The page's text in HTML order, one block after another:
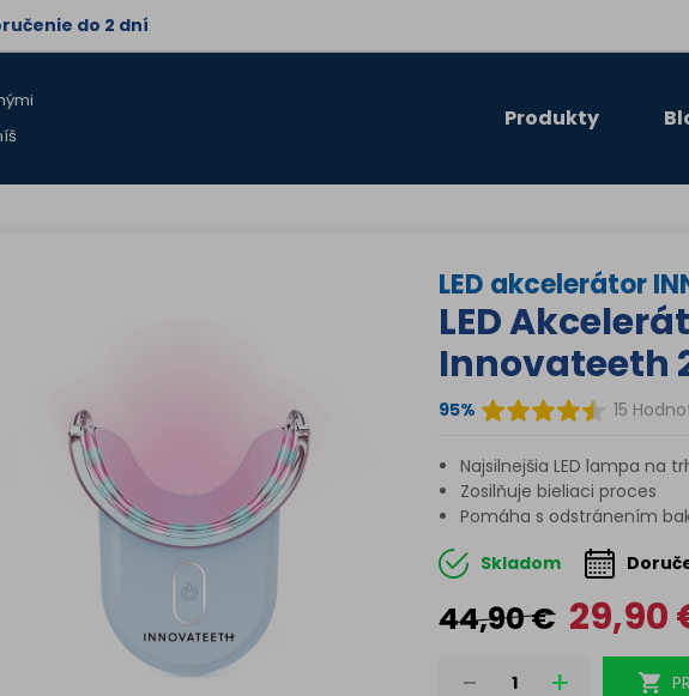
do 2 dní
Produkty
LED akcelerátor
LED
Innovateeth
95% 15
Najsilnejšia LED lampa na
Zosilňuje bieliaci proces
Pomáha s odstránením
Skladom
44,90€ <span
29,90